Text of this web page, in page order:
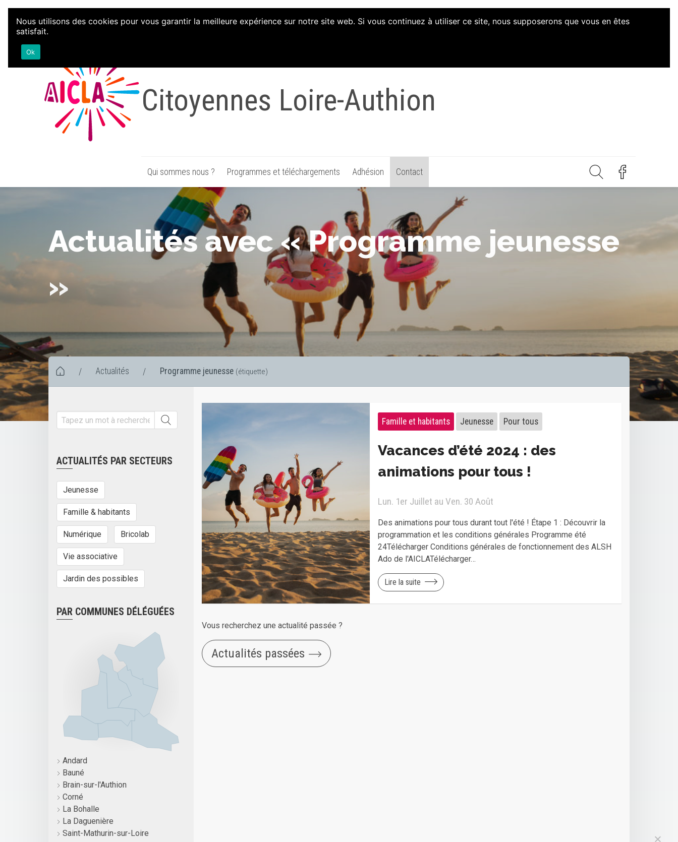
Aller au contenu
Citoyennes Loire-Authion
Qui sommes nous ? Programmes et téléchargements Adhésion Contact
Actualités avec « Programme jeunesse
»
/ Actualités / Programme jeunesse (étiquette)
ACTUALITÉS PAR SECTEURS
Jeunesse
Famille & habitants
Numérique Bricolab
Vie associative
Jardin des possibles
PAR COMMUNES DÉLÉGUÉES
Andard
Bauné
Brain-sur-l'Authion
Corné
La Bohalle
La Daguenière
Saint-Mathurin-sur-Loire
Famille et habitants Jeunesse Pour tous
Vacances d’été 2024 : des
animations pour tous !
Lun. 1er Juillet au Ven. 30 Août
Des animations pour tous durant tout l'été ! Étape 1 : Découvrir la
programmation et les conditions générales Programme été
24Télécharger Conditions générales de fonctionnement des ALSH
Ado de l'AICLATélécharger…
Lire la suite
Vous recherchez une actualité passée ?
Actualités passées
Nous utilisons des cookies pour vous garantir la meilleure expérience sur notre site web. Si vous continuez à utiliser ce site, nous supposerons que vous en êtes
satisfait.
Ok